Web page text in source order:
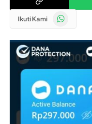
Ikuti Kami WhatsApp